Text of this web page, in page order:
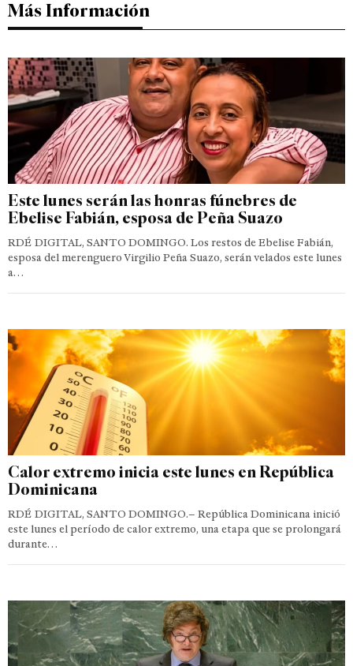
Más Información
Este lunes serán las honras fúnebres de
Ebelise Fabián, esposa de Peña Suazo
RDÉ DIGITAL, SANTO DOMINGO. Los restos de Ebelise Fabián,
esposa del merenguero Virgilio Peña Suazo, serán velados este lunes
a…
Calor extremo inicia este lunes en República
Dominicana
RDÉ DIGITAL, SANTO DOMINGO.– República Dominicana inició
este lunes el período de calor extremo, una etapa que se prolongará
durante…